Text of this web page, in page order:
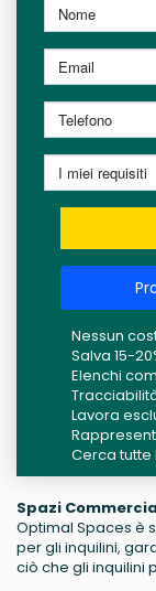
Nessun
Salva 15-
Elenchi
Lavora
Cerca tutte
Spazi
Optimal Spaces è
per gli inquilini,
ciò che gli inquilini